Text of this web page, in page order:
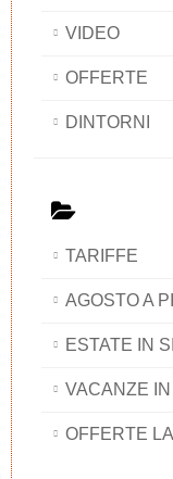
VIDEO
OFFERTE
DINTORNI
TARIFFE
AGOSTO A
ESTATE IN
VACANZE
OFFERTE